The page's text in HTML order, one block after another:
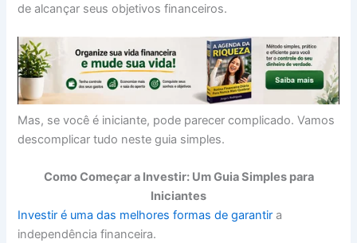
de alcançar seus objetivos financeiros.
Mas, se você é iniciante, pode parecer complicado. Vamos
descomplicar tudo neste guia simples.
Como Começar a Investir: Um Guia Simples para
Iniciantes
Investir é uma das melhores formas de garantir a
independência financeira.